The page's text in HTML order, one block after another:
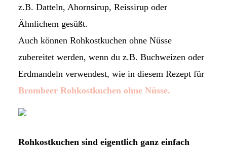
z.B. Datteln, Ahornsirup, Reissirup oder
Ähnlichem gesüßt.
Auch können Rohkostkuchen ohne Nüsse
zubereitet werden, wenn du z.B. Buchweizen oder
Erdmandeln verwendest, wie in diesem Rezept für
Brombeer Rohkostkuchen ohne Nüsse.
Rohkostkuchen sind eigentlich ganz einfach